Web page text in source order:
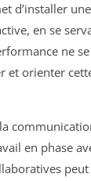
d’installer
en se
ne
et orienter
en phase